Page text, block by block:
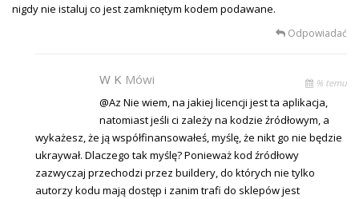
nigdy nie istaluj co jest zamkniętym kodem podawane.
Odpowiadać
W K Mówi % temu
@Az Nie wiem, na jakiej licencji jest ta aplikacja,
natomiast jeśli ci zależy na kodzie źródłowym, a
wykażesz, że ją współfinansowałeś, myślę, że nikt go nie będzie
ukraywał. Dlaczego tak myślę? Ponieważ kod źródłowy
zazwyczaj przechodzi przez buildery, do których nie tylko
autorzy kodu mają dostęp i zanim trafi do sklepów jest